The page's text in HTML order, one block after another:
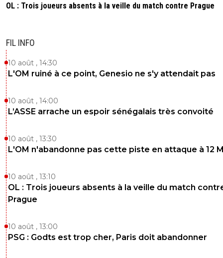
OL : Trois joueurs absents à la veille du match contre Prague
FIL INFO
10 août , 14:30
L'OM ruiné à ce point, Genesio ne s'y attendait pas
10 août , 14:00
L’ASSE arrache un espoir sénégalais très convoité
10 août , 13:30
L'OM n'abandonne pas cette piste en attaque à 12
10 août , 13:10
OL : Trois joueurs absents à la veille du match
Prague
10 août , 13:00
PSG : Godts est trop cher, Paris doit abandonner